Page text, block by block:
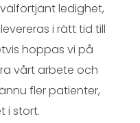
ledighet,
i rätt tid till
hoppas vi på
vårt arbete och
fler patienter,
i stort.